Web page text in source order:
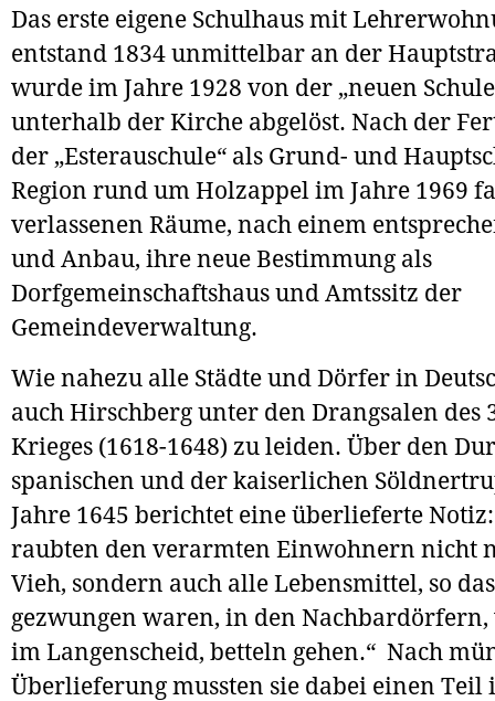
Das erste eigene Schulhaus mit
entstand 1834 unmittelbar an der
wurde im Jahre 1928 von der „neuen
unterhalb der Kirche abgelöst. Nach der
der „Esterauschule“ als Grund- und
Region rund um Holzappel im Jahre 1969
verlassenen Räume, nach einem
und Anbau, ihre neue Bestimmung als
Dorfgemeinschaftshaus und Amtssitz der
Gemeindeverwaltung.
Wie nahezu alle Städte und Dörfer in
auch Hirschberg unter den Drangsalen des
Krieges (1618-1648) zu leiden. Über den
spanischen und der kaiserlichen
Jahre 1645 berichtet eine überlieferte Notiz:
raubten den verarmten Einwohnern nicht
Vieh, sondern auch alle Lebensmittel, so
gezwungen waren, in den
im Langenscheid, betteln gehen.“ Nach
Überlieferung mussten sie dabei einen Teil